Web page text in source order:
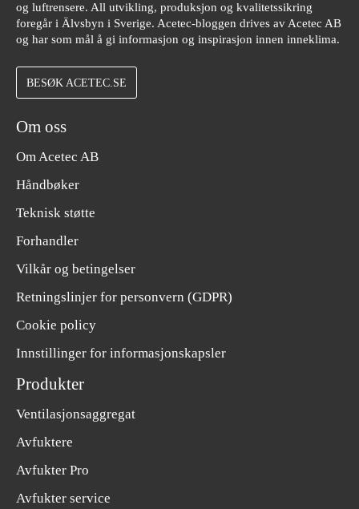
og luftrensere. All utvikling, produksjon og kvalitetssikring
foregår i Älvsbyn i Sverige. Acetec-bloggen drives av Acetec AB
og har som mål å gi informasjon og inspirasjon innen inneklima.
BESØK ACETEC.SE
Om oss
Om Acetec AB
Håndbøker
Teknisk støtte
Forhandler
Vilkår og betingelser
Retningslinjer for personvern (GDPR)
Cookie policy
Innstillinger for informasjonskapsler
Produkter
Ventilasjonsaggregat
Avfuktere
Avfukter Pro
Avfukter service